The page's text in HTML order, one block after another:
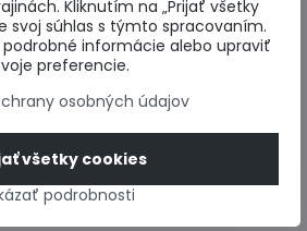
Kliknutím na „Prijať všetky
svoj súhlas s týmto spracovaním.
informácie alebo upraviť
preferencie.
osobných údajov
podrobnosti
všetky cookies